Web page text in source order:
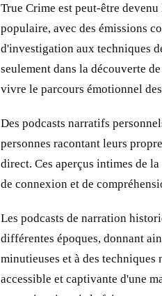
True Crime est peut-être
populaire, avec des émissions
d'investigation aux techniques
seulement dans la découverte
vivre le parcours émotionnel
Des podcasts narratifs
personnes racontant leurs
direct. Ces aperçus intimes de
de connexion et de
Les podcasts de narration
différentes époques, donnant
minutieuses et à des
accessible et captivante d'une